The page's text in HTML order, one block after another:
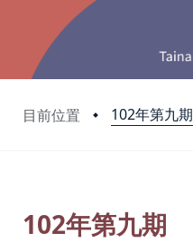
目前位置 102年第九期
102年第九期